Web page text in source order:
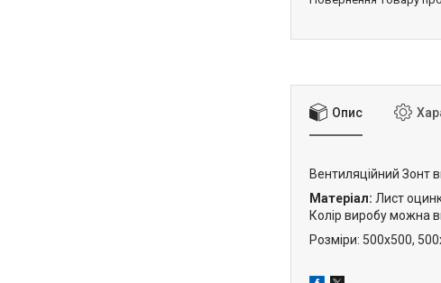
Опис
Вентиляційний Зонт
Матеріал: Лист
Колір виробу можна
Розміри: 500х500,